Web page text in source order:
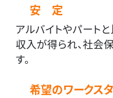
安 定
アルバイトやパート
収入が得られ、社会
す。
希望のワークス